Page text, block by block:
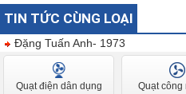
TIN TỨC CÙNG LOẠI
Đặng Tuấn Anh- 1973
Quạt điện dân dụng Quạt công